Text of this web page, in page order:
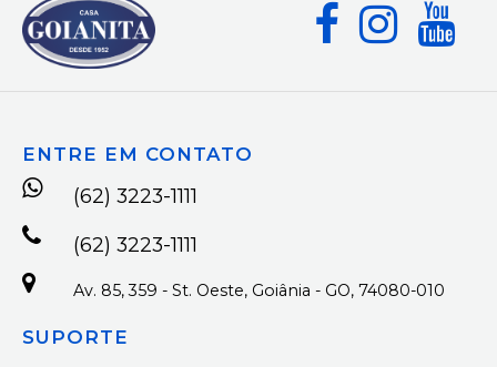
ENTRE EM CONTATO
(62) 3223-1111
(62) 3223-1111
Av. 85, 359 - St. Oeste, Goiânia - GO, 74080-010
SUPORTE